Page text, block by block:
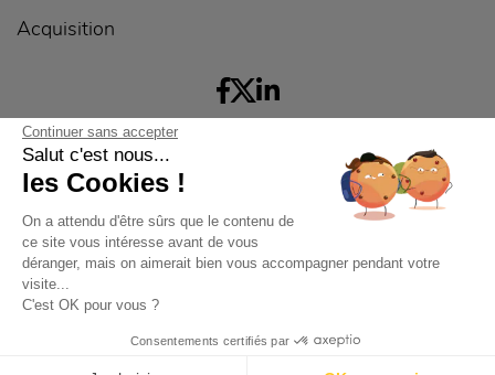
Confidentialité
Acquisition
Continuer sans accepter
Salut c'est nous...
les Cookies !
On a attendu d'être sûrs que le contenu de
ce site vous intéresse avant de vous
déranger, mais on aimerait bien vous accompagner pendant votre
visite...
C'est OK pour vous ?
Consentements certifiés par